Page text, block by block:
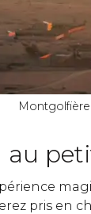
au
pris en